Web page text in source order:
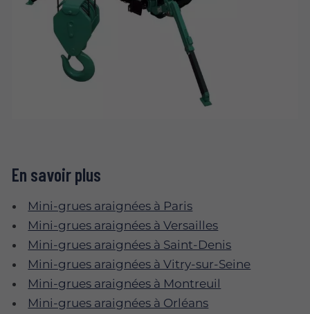
En savoir plus
Mini-grues araignées à Paris
Mini-grues araignées à Versailles
Mini-grues araignées à Saint-Denis
Mini-grues araignées à Vitry-sur-Seine
Mini-grues araignées à Montreuil
Mini-grues araignées à Orléans